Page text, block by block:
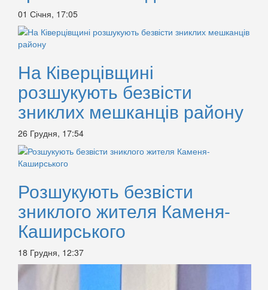
01 Січня, 17:05
На Ківерцівщині
розшукують безвісти
зниклих мешканців району
26 Грудня, 17:54
Розшукують безвісти
зниклого жителя Каменя-
Каширського
18 Грудня, 12:37